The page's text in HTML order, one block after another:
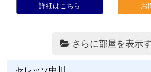
詳細はこちら お
さらに部屋を表示
セレッソ中川